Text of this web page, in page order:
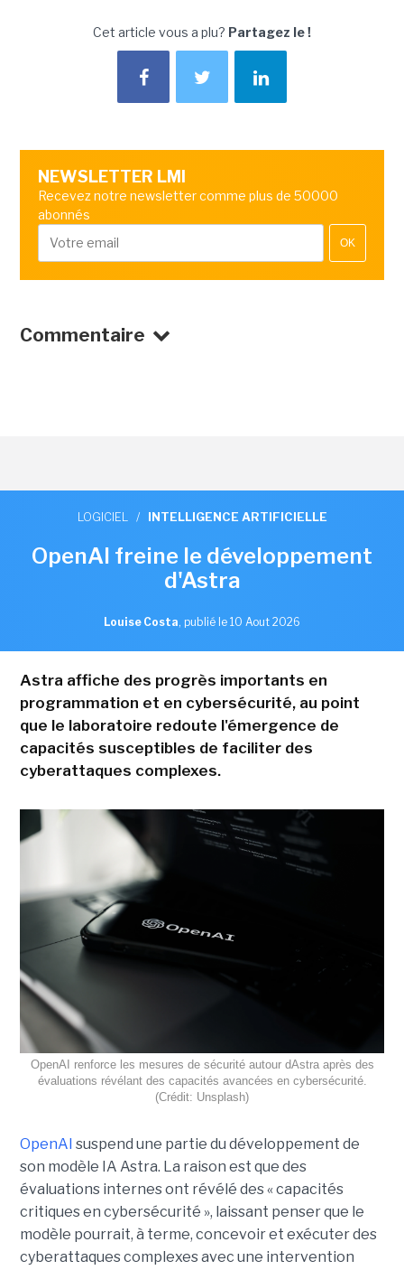
Cet article vous a plu? Partagez le !
NEWSLETTER LMI
Recevez notre newsletter comme plus de 50000
abonnés
OK
Commentaire
LOGICIEL / INTELLIGENCE ARTIFICIELLE
OpenAI freine le développement
d'Astra
Louise Costa, publié le 10 Aout 2026
Astra affiche des progrès importants en
programmation et en cybersécurité, au point
que le laboratoire redoute l'émergence de
capacités susceptibles de faciliter des
cyberattaques complexes.
OpenAI renforce les mesures de sécurité autour dAstra après des
évaluations révélant des capacités avancées en cybersécurité.
(Crédit: Unsplash)
OpenAI suspend une partie du développement de
son modèle IA Astra. La raison est que des
évaluations internes ont révélé des « capacités
critiques en cybersécurité », laissant penser que le
modèle pourrait, à terme, concevoir et exécuter des
cyberattaques complexes avec une intervention